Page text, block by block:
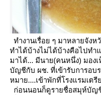
ทำงานเรื่อย ๆ มาหลายจัง
ทำได้บ้างไม่ได้บ้างคือไปทำ
มาได้... มีนาย(คนหนึ่ง) มอง
บัญชีกับ ผช. ที่เข้ารับการอบ
หมาย....เข้าพักที่โรงแรมเต
ก่อนนอนก็ดูรายชื่อสมุห์บัญ